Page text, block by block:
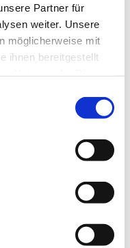
Partner für
weiter. Unsere
möglicherweise mit
ihnen bereitgestellt